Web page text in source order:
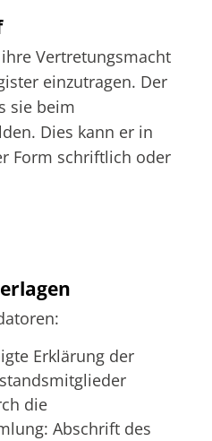
Vertretungsmacht
einzutragen. Der
sie beim
Dies kann er in
Form schriftlich oder
Erklärung der
die
Abschrift des